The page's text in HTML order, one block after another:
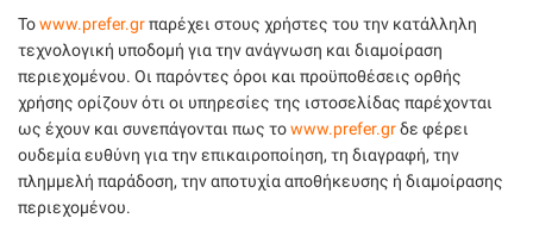
Τοwww.prefer.grπαρέχει στους χρήστες του την κατάλληλη
τεχνολογική υποδομή για την ανάγνωση και διαμοίραση
περιεχομένου. Οι παρόντες όροι και προϋποθέσεις ορθής
χρήσης ορίζουν ότι οι υπηρεσίες της ιστοσελίδας παρέχονται
ως έχουν και συνεπάγονται πως τοwww.prefer.grδε φέρει
ουδεμία ευθύνη για την επικαιροποίηση, τη διαγραφή, την
πλημμελή παράδοση, την αποτυχία αποθήκευσης ή διαμοίρασης
περιεχομένου.